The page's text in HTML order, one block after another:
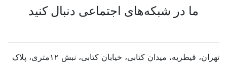
ما در شبکه‌های اجتماعی دنبال کنید
تهران، قیطریه، میدان کتابی، خیابان کتابی، نبش ۱۲متری، پلاک